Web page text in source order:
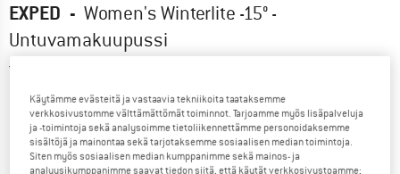
EXPED - Women's Winterlite -15° -
Untuvamakuupussi
Käytämme evästeitä ja vastaavia tekniikoita taataksemme
verkkosivustomme välttämättömät toiminnot. Tarjoamme myös lisäpalveluja
ja -toimintoja sekä analysoimme tietoliikennettämme personoidaksemme
sisältöjä ja mainontaa sekä tarjotaksemme sosiaalisen median toimintoja.
Siten myös sosiaalisen median kumppanimme sekä mainos- ja
analyysikumppanimme saavat tiedon siitä, että käytät verkkosivustoamme;